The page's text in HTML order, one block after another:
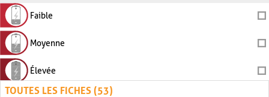
Faible
Moyenne
Élevée
TOUTES LES FICHES (53)